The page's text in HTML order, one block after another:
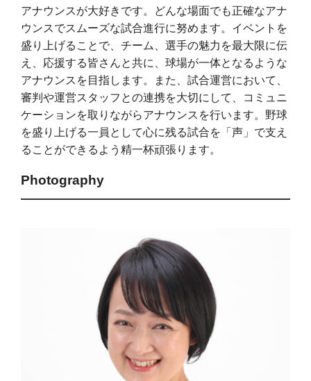
アナウンスが大好きです。どんな場面でも正確なアナ
ウンスでスムーズな試合進行に努めます。イベントを
盛り上げることで、チーム、選手の魅力を最大限に伝
え、応援する皆さんと共に、球場が一体となるような
アナウンスを目指します。また、試合運営において、
審判や運営スタッフとの連携を大切にして、コミュニ
ケーションを取りながらアナウンスを行います。野球
を盛り上げる一員として心に残る試合を「声」で支え
ることができるよう精一杯頑張ります。
Photography